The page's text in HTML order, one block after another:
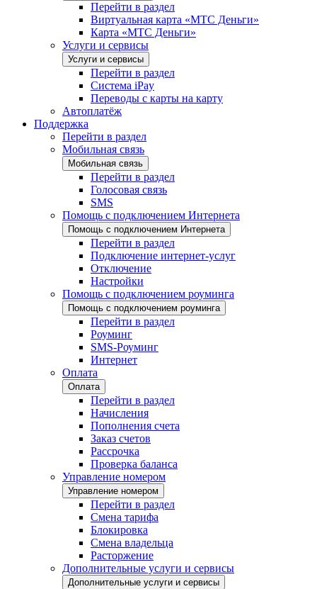
Перейти в раздел
Виртуальная карта «МТС Деньги»
Карта «МТС Деньги»
Услуги и сервисы
Услуги и сервисы
Перейти в раздел
Система iPay
Переводы с карты на карту
Автоплатёж
Поддержка
Перейти в раздел
Мобильная связь
Мобильная связь
Перейти в раздел
Голосовая связь
SMS
Помощь с подключением Интернета
Помощь с подключением Интернета
Перейти в раздел
Подключение интернет-услуг
Отключение
Настройки
Помощь с подключением роуминга
Помощь с подключением роуминга
Перейти в раздел
Роуминг
SMS-Роуминг
Интернет
Оплата
Оплата
Перейти в раздел
Начисления
Пополнения счета
Заказ счетов
Рассрочка
Проверка баланса
Управление номером
Управление номером
Перейти в раздел
Смена тарифа
Блокировка
Смена владельца
Расторжение
Дополнительные услуги и сервисы
Дополнительные услуги и сервисы